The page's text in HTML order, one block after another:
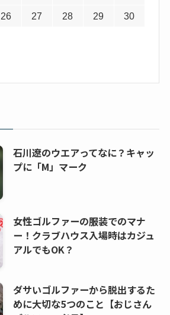
26 27 28 29 30
石川遼のウエアってなに？キャッ
プに「M」マーク
女性ゴルファーの服装でのマナ
ー！クラブハウス入場時はカジュ
アルでもOK？
ダサいゴルファーから脱出するた
めに大切な5つのこと【おじさん